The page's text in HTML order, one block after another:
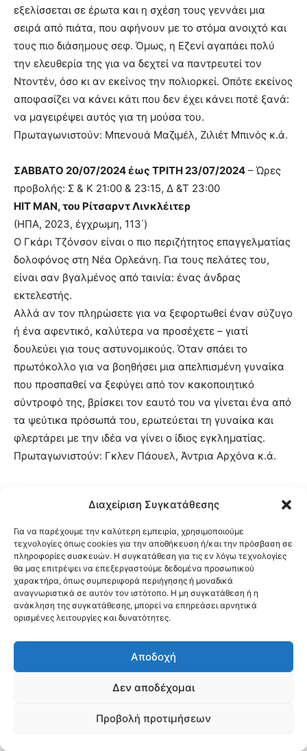
Διαχείριση Συγκατάθεσης
Για να παρέχουμε την καλύτερη εμπειρία, χρησιμοποιούμε
τεχνολογίες όπως cookies για την αποθήκευση ή/και την πρόσβαση σε
πληροφορίες συσκευών. Η συγκατάθεση για τις εν λόγω τεχνολογίες
θα μας επιτρέψει να επεξεργαστούμε δεδομένα προσωπικού
χαρακτήρα, όπως συμπεριφορά περιήγησης ή μοναδικά
αναγνωριστικά σε αυτόν τον ιστότοπο. Η μη συγκατάθεση ή η
ανάκληση της συγκατάθεσης, μπορεί να επηρεάσει αρνητικά
ορισμένες λειτουργίες και δυνατότητες.
Αποδοχή
Δεν αποδέχομαι
Προβολή προτιμήσεων
εξελίσσεται σε έρωτα και η σχέση τους γεννάει μια
σειρά από πιάτα, που αφήνουν με το στόμα ανοιχτό και
τους πιο διάσημους σεφ. Όμως, η Εζενί αγαπάει πολύ
την ελευθερία της για να δεχτεί να παντρευτεί τον
Ντοντέν, όσο κι αν εκείνος την πολιορκεί. Οπότε εκείνος
αποφασίζει να κάνει κάτι που δεν έχει κάνει ποτέ ξανά:
να μαγειρέψει αυτός για τη μούσα του.
Πρωταγωνιστούν: Μπενουά Μαζιμέλ, Ζιλιέτ Μπινός κ.ά.
ΣΑΒΒΑΤΟ 20/07/2024 έως ΤΡΙΤΗ 23/07/2024 – Ώρες
προβολής: Σ & Κ 21:00 & 23:15, Δ &Τ 23:00
HIT MAN, του Ρίτσαρντ Λινκλέιτερ
(ΗΠΑ, 2023, έγχρωμη, 113΄)
Ο Γκάρι Τζόνσον είναι ο πιο περιζήτητος επαγγελματίας
δολοφόνος στη Νέα Ορλεάνη. Για τους πελάτες του,
είναι σαν βγαλμένος από ταινία: ένας άνδρας
εκτελεστής.
Αλλά αν τον πληρώσετε για να ξεφορτωθεί έναν σύζυγο
ή ένα αφεντικό, καλύτερα να προσέχετε – γιατί
δουλεύει για τους αστυνομικούς. Όταν σπάει το
πρωτόκολλο για να βοηθήσει μια απελπισμένη γυναίκα
που προσπαθεί να ξεφύγει από τον κακοποιητικό
σύντροφό της, βρίσκει τον εαυτό του να γίνεται ένα από
τα ψεύτικα πρόσωπά του, ερωτεύεται τη γυναίκα και
φλερτάρει με την ιδέα να γίνει ο ίδιος εγκληματίας.
Πρωταγωνιστούν: Γκλεν Πάουελ, Άντρια Αρχόνα κ.ά.
προβολής: 21:00
ΣΤΑ ΙΧΝΗ ΤΟΥ ΔΟΝ ΚΙΧΩΤΗ – Giants of La Mancha, του
Γκονζάλο Γκουτιέρεζ
(Γερμανία-Αργεντινή, 2023, κινούμενα σχέδια,
μεταγλωττισμένα, 88΄)
Ο Αλφόνσο Κιχώτης είναι ένα 11χρονο αγόρι με
τεράστια φαντασία. Ως απόγονος και κληρονόμος του
προπάππους του – προστατεύει συνεχώς την αγαπημένη
του πόλη Λα Μάντσα, από τέρατα που κανείς άλλος δεν
μπορεί να δει. Όταν μια φοβερή καταιγίδα θα πλησιάσει
κρύβεται πίσω της, είναι ο Αλφόνσο. Με τη βοήθεια του